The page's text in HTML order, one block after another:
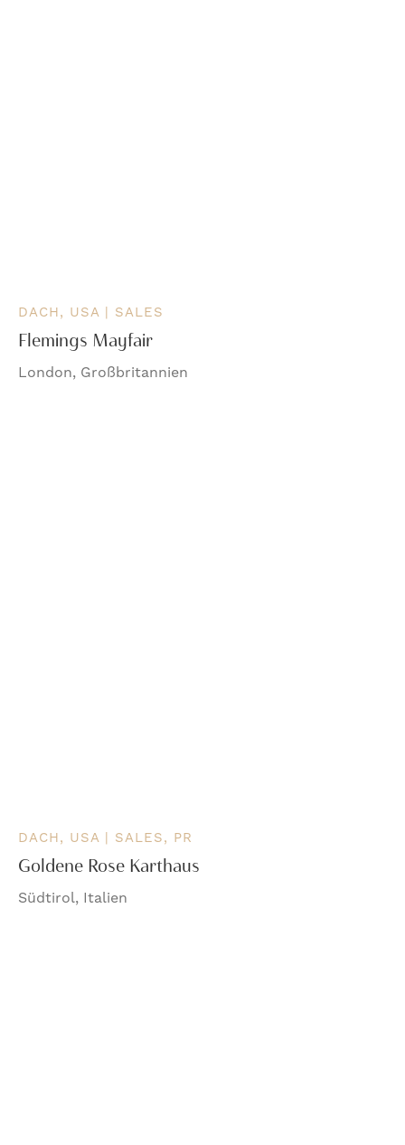
DACH, USA | SALES
Flemings Mayfair
London, Großbritannien
DACH, USA | SALES, PR
Goldene Rose Karthaus
Südtirol, Italien